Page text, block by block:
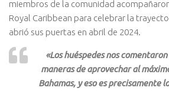
miembros de la comunidad
Royal Caribbean para celebrar la
abrió sus puertas en abril de 2024.
«Los huéspedes nos
maneras de aprovechar al
Bahamas, y eso es precisamente